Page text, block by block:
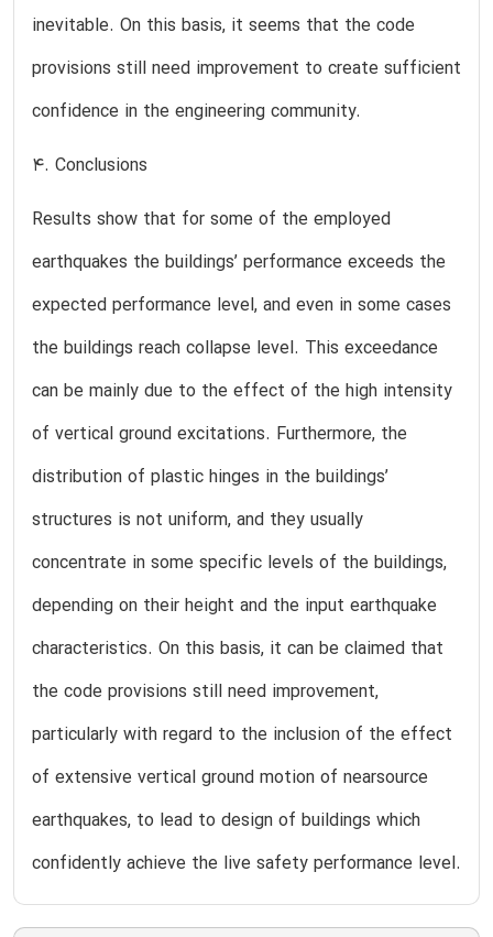
inevitable. On this basis, it seems that the code
provisions still need improvement to create sufficient
confidence in the engineering community.
4. Conclusions
Results show that for some of the employed
earthquakes the buildings’ performance exceeds the
expected performance level, and even in some cases
the buildings reach collapse level. This exceedance
can be mainly due to the effect of the high intensity
of vertical ground excitations. Furthermore, the
distribution of plastic hinges in the buildings’
structures is not uniform, and they usually
concentrate in some specific levels of the buildings,
depending on their height and the input earthquake
characteristics. On this basis, it can be claimed that
the code provisions still need improvement,
particularly with regard to the inclusion of the effect
of extensive vertical ground motion of nearsource
earthquakes, to lead to design of buildings which
confidently achieve the live safety performance level.